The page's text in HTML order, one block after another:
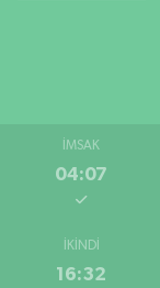
İMSAK
04:07
İKINDI
16:32